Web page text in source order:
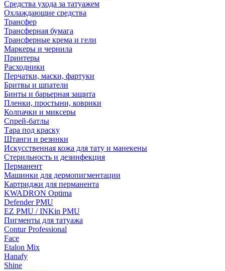
Средства ухода за татуажем
Охлаждающие средства
Трансфер
Трансферная бумага
Трансферные крема и гели
Маркеры и чернила
Принтеры
Расходники
Перчатки, маски, фартуки
Бритвы и шпатели
Бинты и барьерная защита
Пленки, простыни, коврики
Колпачки и миксеры
Спрей-батлы
Тара под краску
Штанги и резинки
Искусственная кожа для тату и манекены
Стерильность и дезинфекция
Перманент
Машинки для дермопигментации
Картриджи для перманента
KWADRON Optima
Defender PMU
EZ PMU / INKin PMU
Пигменты для татуажа
Contur Professional
Face
Etalon Mix
Hanafy
Shine